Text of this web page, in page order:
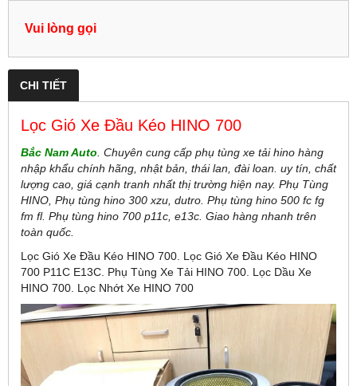
Vui lòng gọi
CHI TIẾT
Lọc Gió Xe Đầu Kéo HINO 700
Bắc Nam Auto. Chuyên cung cấp phụ tùng xe tải hino hàng
nhập khẩu chính hãng, nhật bản, thái lan, đài loan. uy tín, chất
lượng cao, giá cạnh tranh nhất thị trường hiện nay. Phụ Tùng
HINO, Phụ tùng hino 300 xzu, dutro. Phụ tùng hino 500 fc fg
fm fl. Phụ tùng hino 700 p11c, e13c. Giao hàng nhanh trên
toàn quốc.
Lọc Gió Xe Đầu Kéo HINO 700. Lọc Gió Xe Đầu Kéo HINO
700 P11C E13C. Phụ Tùng Xe Tải HINO 700. Lọc Dầu Xe
HINO 700. Lọc Nhớt Xe HINO 700